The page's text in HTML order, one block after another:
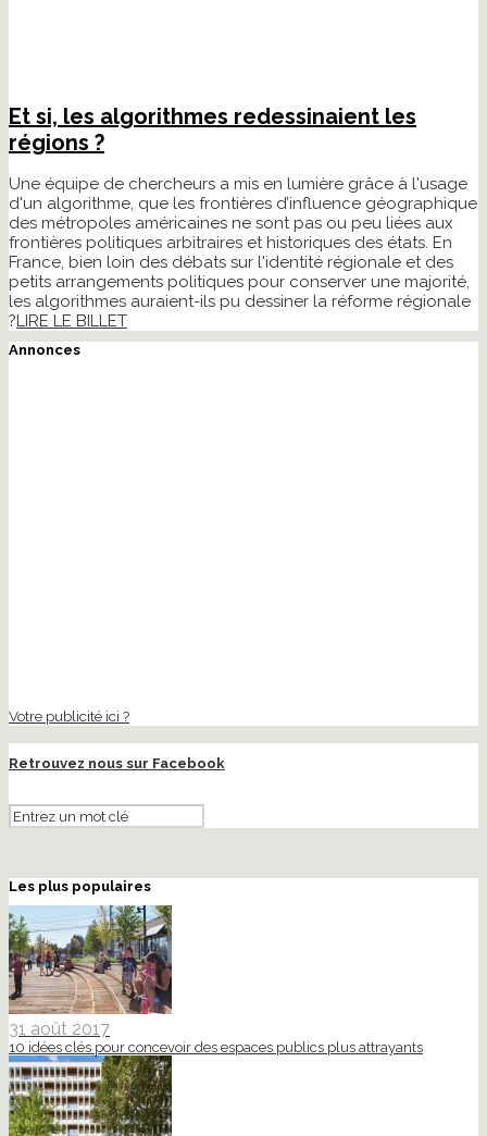
Et si, les algorithmes redessinaient les
régions ?
Une équipe de chercheurs a mis en lumière grâce à l'usage
d'un algorithme, que les frontières d’influence géographique
des métropoles américaines ne sont pas ou peu liées aux
frontières politiques arbitraires et historiques des états. En
France, bien loin des débats sur l'identité régionale et des
petits arrangements politiques pour conserver une majorité,
les algorithmes auraient-ils pu dessiner la réforme régionale
?LIRE LE BILLET
Annonces
Votre publicité ici ?
Retrouvez nous sur Facebook
Les plus populaires
31 août 2017
10 idées clés pour concevoir des espaces publics plus attrayants